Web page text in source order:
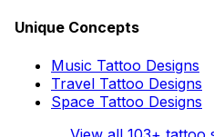
Unique Concepts
Music Tattoo Designs
Travel Tattoo Designs
Space Tattoo Designs